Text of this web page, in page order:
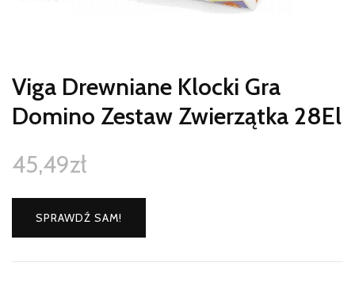
Viga Drewniane Klocki Gra
Domino Zestaw Zwierzątka 28El
45,49zł
SPRAWDŹ SAM!